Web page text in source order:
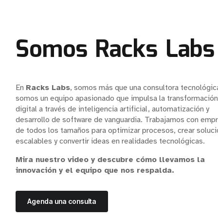
Somos Racks Labs
En Racks Labs, somos más que una consultora
somos un equipo apasionado que impulsa la transformación
digital a través de inteligencia artificial, automatización y
desarrollo de software de vanguardia. Trabajamos con
de todos los tamaños para optimizar procesos, crear
escalables y convertir ideas en realidades tecnológicas.
Mira nuestro video y descubre cómo llevamos la
innovación y el equipo que nos respalda.
Agenda una consulta